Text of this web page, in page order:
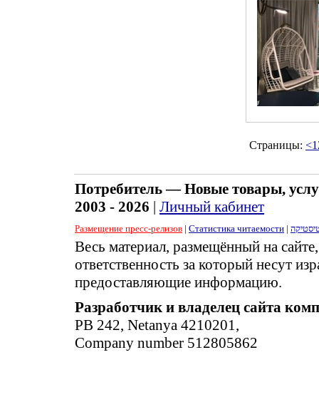
Страницы: <1
Потребитель — Новые товары,
2003 - 2026 | Личный кабинет
Размещение пресс-релизов | Статистика читаемости |
Весь материал, размещённый на
ответственность за который несут
предоставляющие информацию.
Разработчик и владелец сайта
PB 242, Netanya 4210201,
Company number 512805862